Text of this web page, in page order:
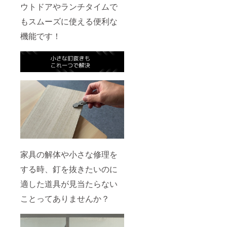
ウトドアやランチタイムで
もスムーズに使える便利な
機能です！
家具の解体や小さな修理を
する時、釘を抜きたいのに
適した道具が見当たらない
ことってありませんか？